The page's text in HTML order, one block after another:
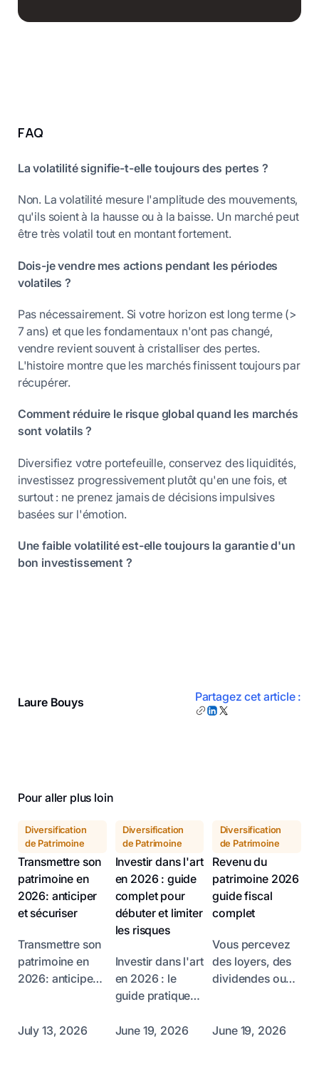
FAQ
La volatilité signifie-t-elle toujours des pertes ?
Non. La volatilité mesure l'amplitude des mouvements,
qu'ils soient à la hausse ou à la baisse. Un marché peut
être très volatil tout en montant fortement.
Dois-je vendre mes actions pendant les périodes
volatiles ?
Pas nécessairement. Si votre horizon est long terme (>
7 ans) et que les fondamentaux n'ont pas changé,
vendre revient souvent à cristalliser des pertes.
L'histoire montre que les marchés finissent toujours par
récupérer.
Comment réduire le risque global quand les marchés
sont volatils ?
Diversifiez votre portefeuille, conservez des liquidités,
investissez progressivement plutôt qu'en une fois, et
surtout : ne prenez jamais de décisions impulsives
basées sur l'émotion.
Une faible volatilité est-elle toujours la garantie d'un
bon investissement ?
Laure Bouys Partagez cet article :
Pour aller plus loin
Diversification
de Patrimoine
Transmettre son
patrimoine en
2026: anticiper
et sécuriser
Transmettre son
patrimoine en
2026: anticiper
s'assurer que le
July 13, 2026
Diversification
de Patrimoine
Investir dans l'art
en 2026 : guide
complet pour
débuter et limiter
les risques
Investir dans l'art
en 2026 : le
guide pratique
passion et
June 19, 2026
Diversification
de Patrimoine
Revenu du
patrimoine 2026
guide fiscal
complet
Vous percevez
des loyers, des
dividendes ou
demandez
June 19, 2026